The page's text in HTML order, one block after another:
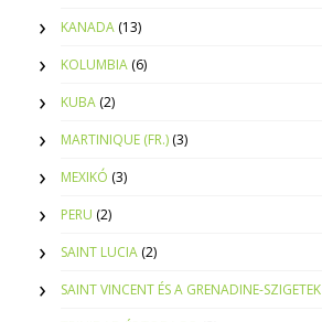
KANADA (13)
KOLUMBIA (6)
KUBA (2)
MARTINIQUE (FR.) (3)
MEXIKÓ (3)
PERU (2)
SAINT LUCIA (2)
SAINT VINCENT ÉS A GRENADINE-SZIGETEK